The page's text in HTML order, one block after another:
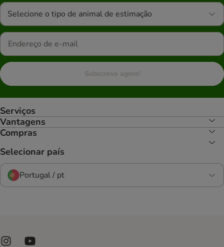
Selecione o tipo de animal de estimação
Subscreva agora!
Serviços
Vantagens
Compras
Selecionar país
Portugal / pt